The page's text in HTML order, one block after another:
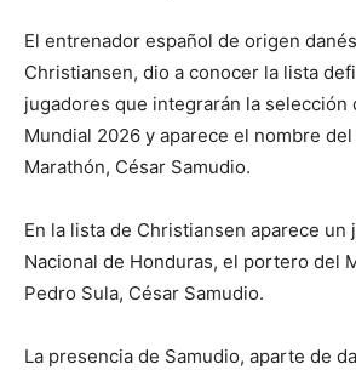
El entrenador español de origen
Christiansen, dio a conocer la lista
jugadores que integrarán la selección
Mundial 2026 y aparece el nombre
Marathón, César Samudio.
En la lista de Christiansen aparece un
Nacional de Honduras, el portero del
Pedro Sula, César Samudio.
La presencia de Samudio, aparte de